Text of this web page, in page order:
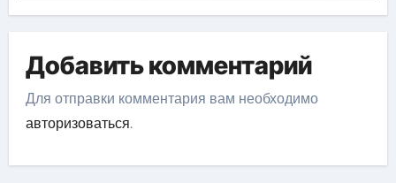
Добавить комментарий
Для отправки комментария вам необходимо
авторизоваться.